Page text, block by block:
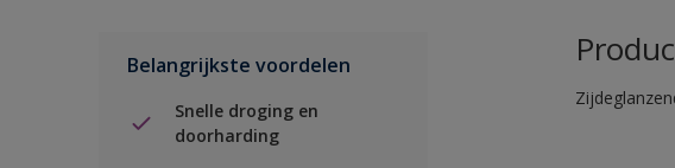
Belangrijkste voordelen
Snelle droging en
doorharding